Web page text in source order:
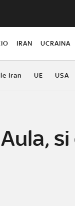
IRAN UCRAINA
Iran UE USA